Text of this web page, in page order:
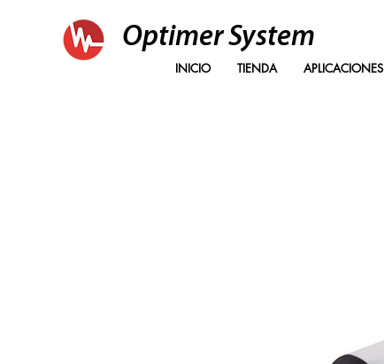
Optimer System
INICIO TIENDA APLICACIONES